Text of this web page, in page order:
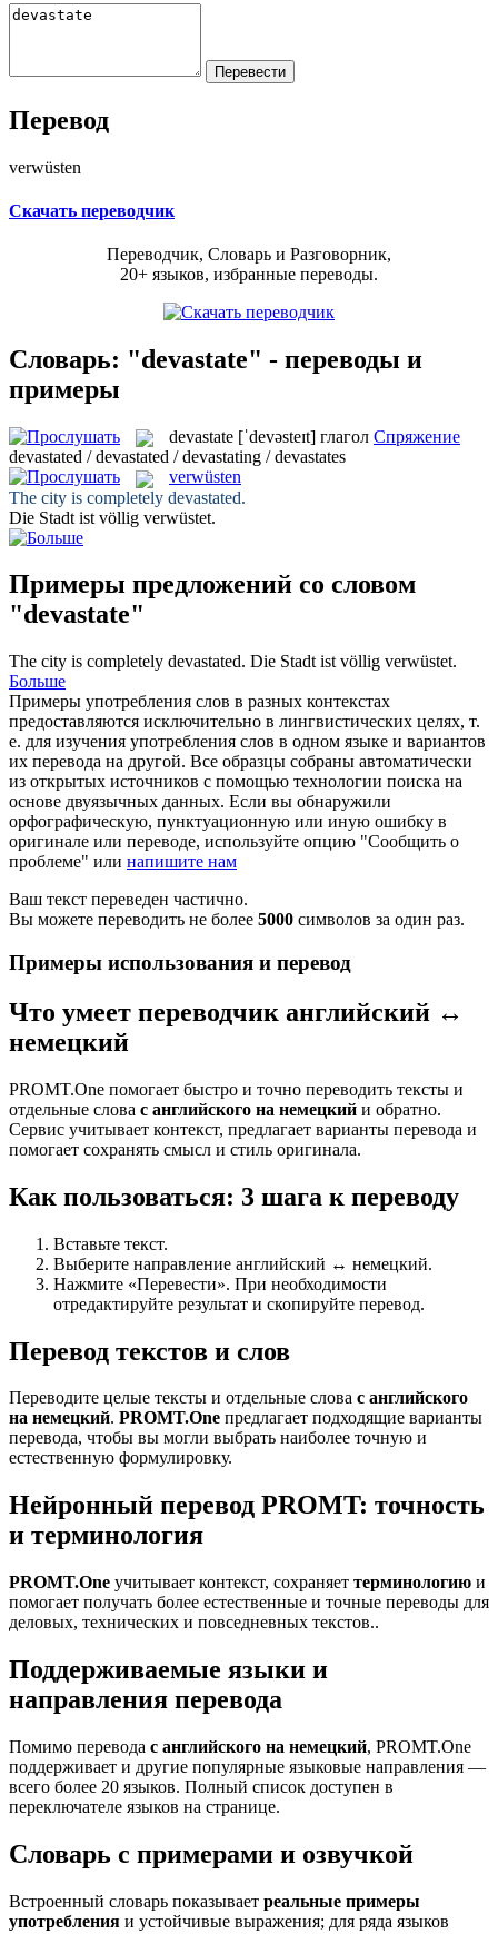
Перевод
verwüsten
Скачать переводчик
Переводчик, Словарь и Разговорник,
20+ языков, избранные переводы.
Словарь: "devastate" - переводы и
примеры
devastate [ˈdevəsteɪt] глагол Спряжение
devastated / devastated / devastating / devastates
verwüsten
The city is completely devastated.
Die Stadt ist völlig verwüstet.
Примеры предложений со словом
"devastate"
The city is completely devastated. Die Stadt ist völlig verwüstet.
Больше
Примеры употребления слов в разных контекстах
предоставляются исключительно в лингвистических целях, т.
е. для изучения употребления слов в одном языке и вариантов
их перевода на другой. Все образцы собраны автоматически
из открытых источников с помощью технологии поиска на
основе двуязычных данных. Если вы обнаружили
орфографическую, пунктуационную или иную ошибку в
оригинале или переводе, используйте опцию "Сообщить о
проблеме" или напишите нам
Ваш текст переведен частично.
Вы можете переводить не более 5000 символов за один раз.
Примеры использования и перевод
Что умеет переводчик английский ↔
немецкий
PROMT.One помогает быстро и точно переводить тексты и
отдельные слова с английского на немецкий и обратно.
Сервис учитывает контекст, предлагает варианты перевода и
помогает сохранять смысл и стиль оригинала.
Как пользоваться: 3 шага к переводу
Вставьте текст.
Выберите направление английский ↔ немецкий.
Нажмите «Перевести». При необходимости
отредактируйте результат и скопируйте перевод.
Перевод текстов и слов
Переводите целые тексты и отдельные слова с английского
на немецкий. PROMT.One предлагает подходящие варианты
перевода, чтобы вы могли выбрать наиболее точную и
естественную формулировку.
Нейронный перевод PROMT: точность
и терминология
PROMT.One учитывает контекст, сохраняет терминологию и
помогает получать более естественные и точные переводы для
деловых, технических и повседневных текстов..
Поддерживаемые языки и
направления перевода
Помимо перевода с английского на немецкий, PROMT.One
поддерживает и другие популярные языковые направления —
всего более 20 языков. Полный список доступен в
переключателе языков на странице.
Словарь с примерами и озвучкой
Встроенный словарь показывает реальные примеры
употребления и устойчивые выражения; для ряда языков